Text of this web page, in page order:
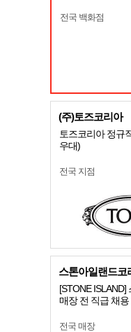
전국 백화점
(주)토즈코리아
토즈코리아 정규
우대)
전국 지점
스톤아일랜드코
[STONE
매장 전 직급 채용
전국 매장